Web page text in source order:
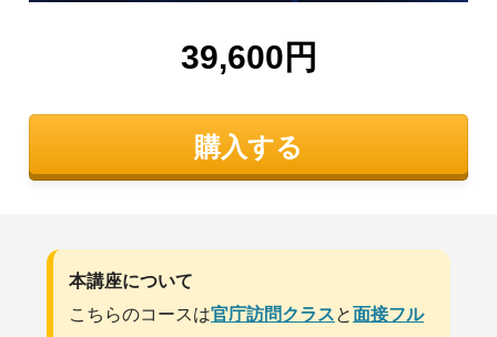
39,600円
購入する
本講座について
こちらのコースは官庁訪問クラスと面接フル